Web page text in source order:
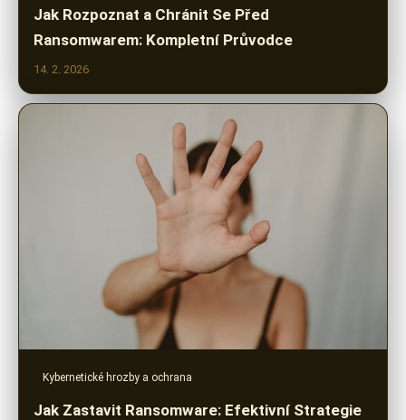
Jak Rozpoznat a Chránit Se Před
Ransomwarem: Kompletní Průvodce
14. 2. 2026
Kybernetické hrozby a ochrana
Jak Zastavit Ransomware: Efektivní Strategie